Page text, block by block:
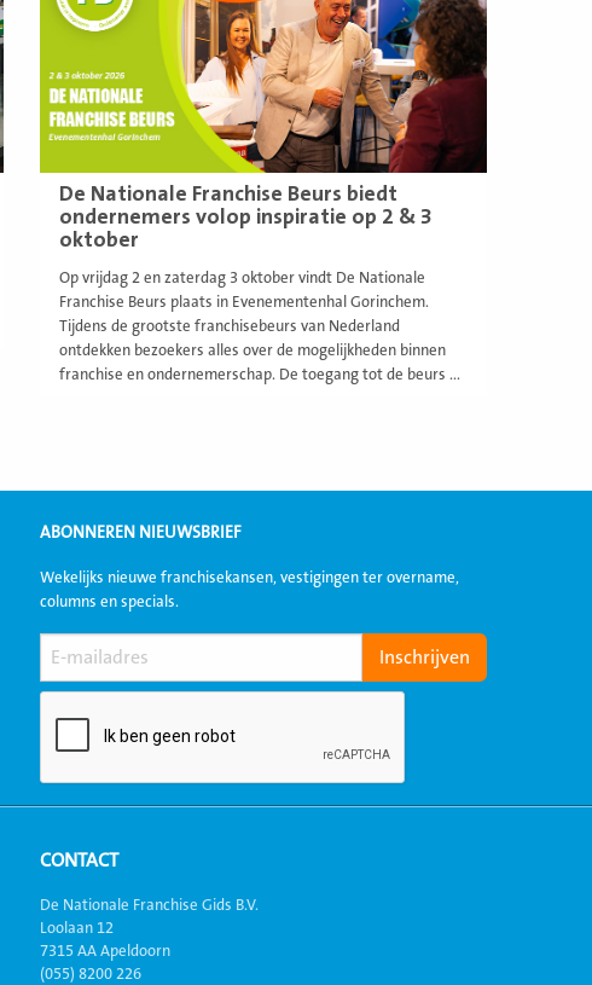
De Nationale Franchise Beurs biedt
ondernemers volop inspiratie op 2 & 3
oktober
Op vrijdag 2 en zaterdag 3 oktober vindt De Nationale
Franchise Beurs plaats in Evenementenhal Gorinchem.
Tijdens de grootste franchisebeurs van Nederland
ontdekken bezoekers alles over de mogelijkheden binnen
franchise en ondernemerschap. De toegang tot de beurs ...
ABONNEREN NIEUWSBRIEF
Wekelijks nieuwe franchisekansen, vestigingen ter overname,
columns en specials.
CONTACT
De Nationale Franchise Gids B.V.
Loolaan 12
7315 AA Apeldoorn
(055) 8200 226